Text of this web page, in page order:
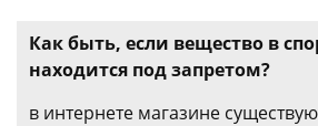
Как быть, если вещество в
находится под запретом?
в интернете магазине